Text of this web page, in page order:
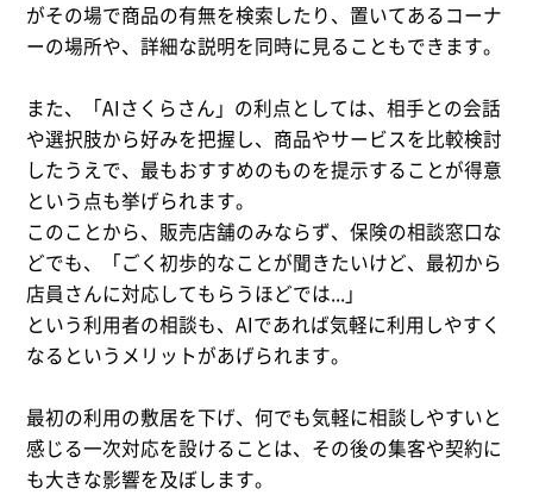
がその場で商品の有無を検索したり、置いてあるコーナ
ーの場所や、詳細な説明を同時に見ることもできます。
また、「AIさくらさん」の利点としては、相手との会話
や選択肢から好みを把握し、商品やサービスを比較検討
したうえで、最もおすすめのものを提示することが得意
という点も挙げられます。
このことから、販売店舗のみならず、保険の相談窓口な
どでも、「ごく初歩的なことが聞きたいけど、最初から
店員さんに対応してもらうほどでは...」
という利用者の相談も、AIであれば気軽に利用しやすく
なるというメリットがあげられます。
最初の利用の敷居を下げ、何でも気軽に相談しやすいと
感じる一次対応を設けることは、その後の集客や契約に
も大きな影響を及ぼします。